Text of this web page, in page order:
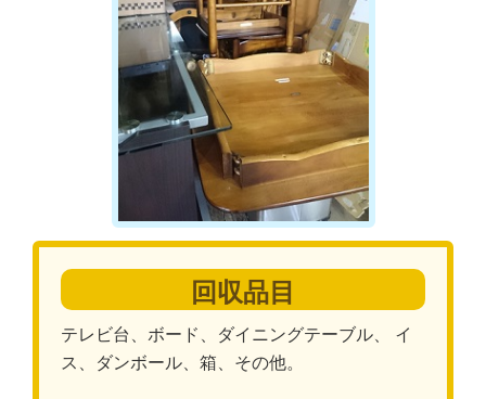
回収品目
テレビ台、ボード、ダイニングテーブル、 イ
ス、ダンボール、箱、その他。